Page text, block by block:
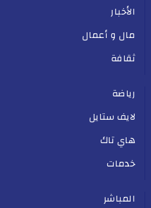
الأخبار
مال و أعمال
ثقافة
رياضة
لايف ستايل
هاي تاك
خدمات
المباشر